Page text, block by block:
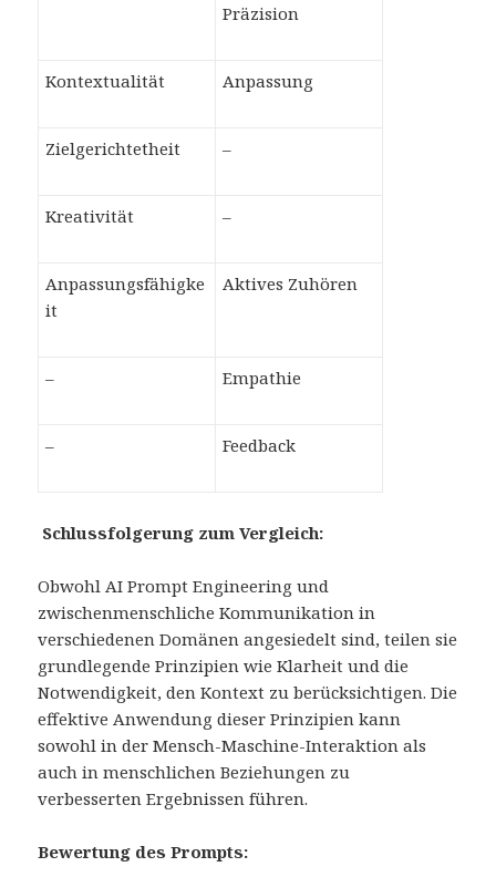
Präzision
Kontextualität Anpassung
Zielgerichtetheit –
Kreativität –
Anpassungsfähigke
it
Aktives Zuhören
– Empathie
– Feedback
Schlussfolgerung zum Vergleich:
Obwohl AI Prompt Engineering und
zwischenmenschliche Kommunikation in
verschiedenen Domänen angesiedelt sind, teilen sie
grundlegende Prinzipien wie Klarheit und die
Notwendigkeit, den Kontext zu berücksichtigen. Die
effektive Anwendung dieser Prinzipien kann
sowohl in der Mensch-Maschine-Interaktion als
auch in menschlichen Beziehungen zu
verbesserten Ergebnissen führen.
Bewertung des Prompts: